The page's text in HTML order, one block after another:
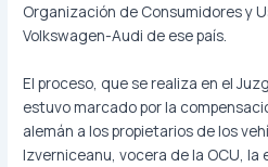
Organización de Consumidores y
Volkswagen-Audi de ese país.
El proceso, que se realiza en el
estuvo marcado por la
alemán a los propietarios de los
Izverniceanu, vocera de la OCU,